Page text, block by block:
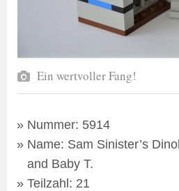
Ein wertvoller Fang!
Nummer: 5914
Name: Sam Sinister’s
and Baby T.
Teilzahl: 21